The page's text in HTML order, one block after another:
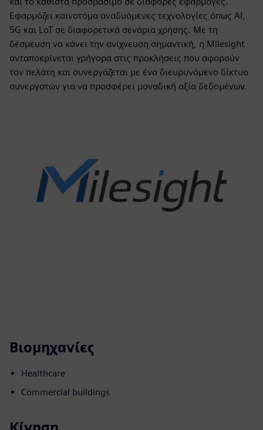
Εφαρμόζει καινοτόμα αναδυόμενες τεχνολογίες όπως Al,
5G και LoT σε διαφορετικά σενάρια χρήσης. Με τη
δέσμευση να κάνει την ανίχνευση σημαντική, η Milesight
ανταποκρίνεται γρήγορα στις προκλήσεις που αφορούν
τον πελάτη και συνεργάζεται με ένα διευρυνόμενο δίκτυο
συνεργατών για να προσφέρει μοναδική αξία δεδομένων.
Βιομηχανίες
Healthcare
Commercial buildings